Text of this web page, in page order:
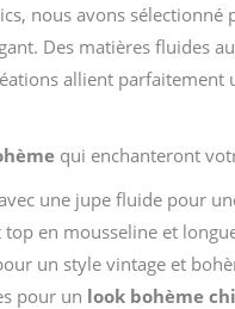
nous avons
Des matières fluides
allient parfaitement
qui enchanteront
une jupe fluide pour
top en mousseline et
un style vintage et
pour un look bohème